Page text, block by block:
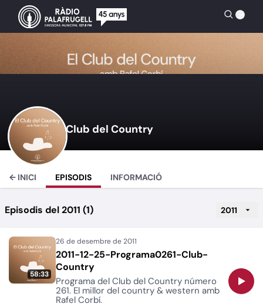
Club del Country
← INICI EPISODIS INFORMACIÓ
Episodis del 2011 (1) 2011
58:33
2011-12-25-Programa0261-Club-
Country
Programa del Club del Country número
261. El millor del country & western amb
Rafel Corbí.